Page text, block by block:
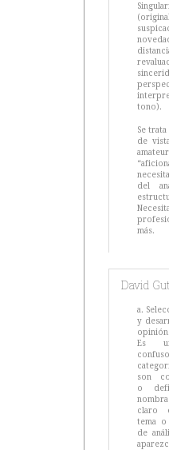
tono).
Se
de
del
más.
David
a.
y
opinión.
Es
son
o
claro
tema o
de